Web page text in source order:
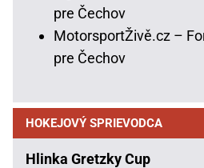
pre Čechov
MotorsportŽivě.cz –
pre Čechov
HOKEJOVÝ SPRIEVODCA
Hlinka Gretzky Cup